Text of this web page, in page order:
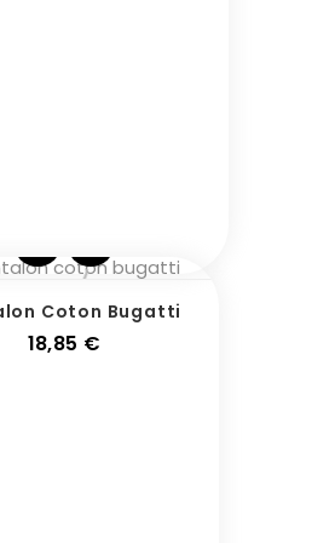
Coton Bugatti
18,85 €